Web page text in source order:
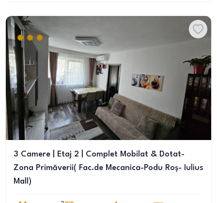
3 Camere | Etaj 2 | Complet Mobilat & Dotat-
Zona Primăverii( Fac.de Mecanica-Podu Roș- Iulius
Mall)